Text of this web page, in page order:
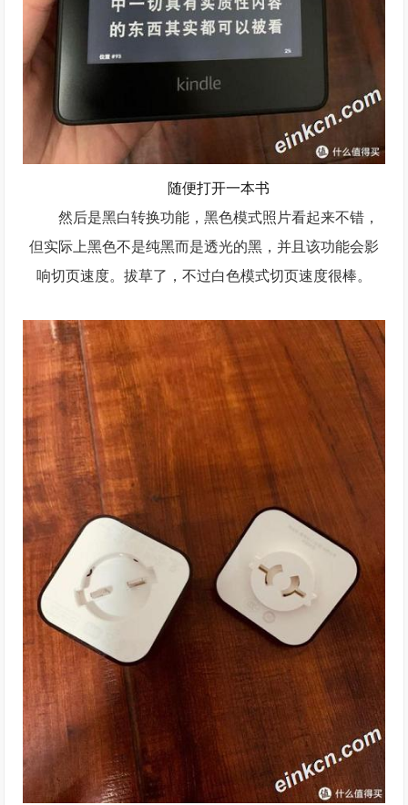
随便打开一本书
然后是黑白转换功能，黑色模式照片看起来不错，
但实际上黑色不是纯黑而是透光的黑，并且该功能会影
响切页速度。拔草了，不过白色模式切页速度很棒。